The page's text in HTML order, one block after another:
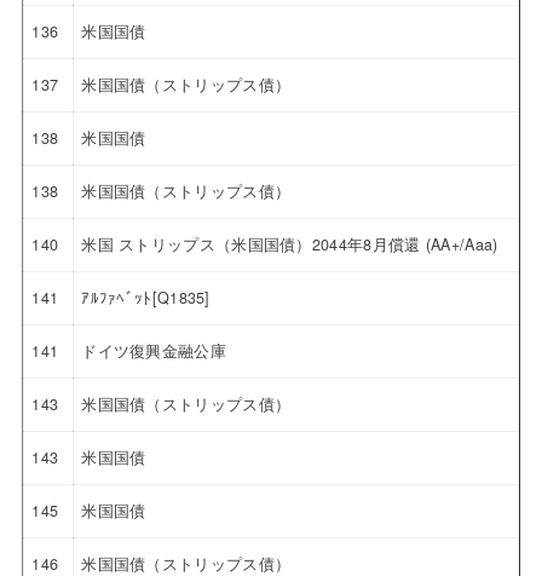
136 米国国債
137 米国国債（ストリップス債）
138 米国国債
138 米国国債（ストリップス債）
140 米国 ストリップス（米国国債）2044年8月償還 (AA+/Aaa)
141 ｱﾙﾌｧﾍﾞｯﾄ[Q1835]
141 ドイツ復興金融公庫
143 米国国債（ストリップス債）
143 米国国債
145 米国国債
146 米国国債（ストリップス債）